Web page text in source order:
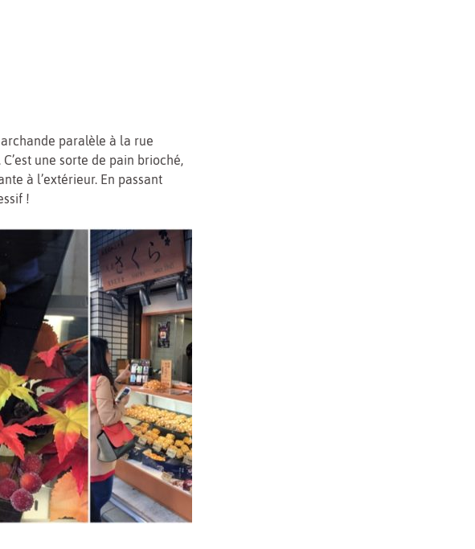
paralèle à la rue
une sorte de pain brioché,
à l’extérieur. En passant
!